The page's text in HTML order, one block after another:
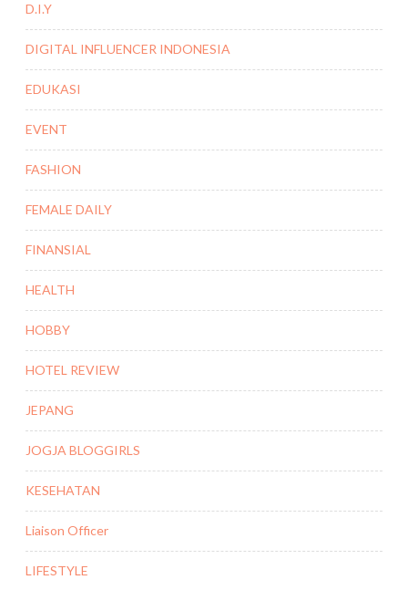
D.I.Y
DIGITAL INFLUENCER INDONESIA
EDUKASI
EVENT
FASHION
FEMALE DAILY
FINANSIAL
HEALTH
HOBBY
HOTEL REVIEW
JEPANG
JOGJA BLOGGIRLS
KESEHATAN
Liaison Officer
LIFESTYLE